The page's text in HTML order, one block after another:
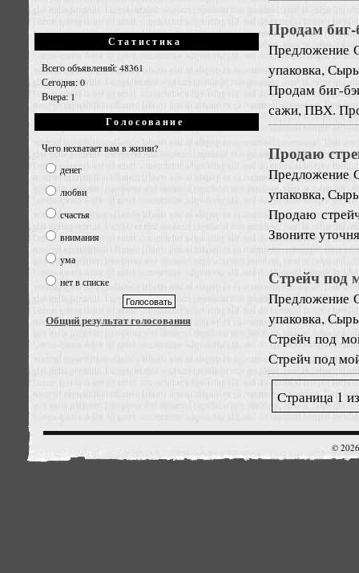
Статистика
Всего объявлений: 48361
Сегодня: 0
Вчера: 1
Голосование
Чего нехватает вам в жизни?
денег
любви
счастья
внимания
ума
нет в списке
Общий результат голосования
Продам биг-
Предложение
упаковка,
Продам биг-
сажи, ПВХ.
Продаю
Предложение
упаковка,
Продаю
Звоните
Стрейч под
Предложение
упаковка,
Стрейч под
Стрейч под
Страница 1
©